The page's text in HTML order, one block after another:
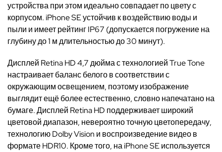
устройства при этом идеально совпадает по цвету с
корпусом. iPhone SE устойчив к воздействию воды и
пыли и имеет рейтинг IP67 (допускается погружение на
глубину до 1 м длительностью до 30 минут).
Дисплей Retina HD 4,7 дюйма с технологией True Tone
настраивает баланс белого в соответствии с
окружающим освещением, поэтому изображение
выглядит ещё более естественно, словно напечатано на
бумаге. Дисплей Retina HD поддерживает широкий
цветовой диапазон, невероятно точную цветопередачу,
технологию Dolby Vision и воспроизведение видео в
формате HDR10. Кроме того, на iPhone SE используется